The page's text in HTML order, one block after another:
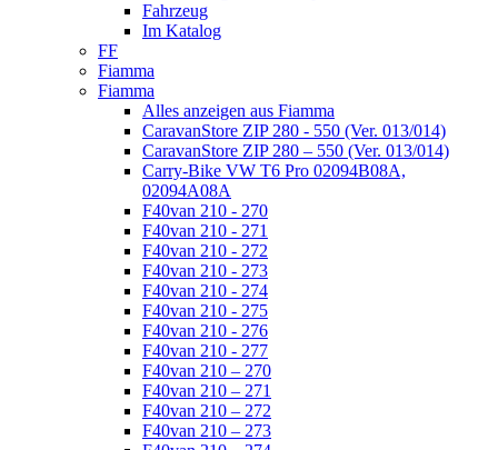
Fahrzeug
Im Katalog
FF
Fiamma
Fiamma
Alles anzeigen aus Fiamma
CaravanStore ZIP 280 - 550 (Ver. 013/014)
CaravanStore ZIP 280 – 550 (Ver. 013/014)
Carry-Bike VW T6 Pro 02094B08A,
02094A08A
F40van 210 - 270
F40van 210 - 271
F40van 210 - 272
F40van 210 - 273
F40van 210 - 274
F40van 210 - 275
F40van 210 - 276
F40van 210 - 277
F40van 210 – 270
F40van 210 – 271
F40van 210 – 272
F40van 210 – 273